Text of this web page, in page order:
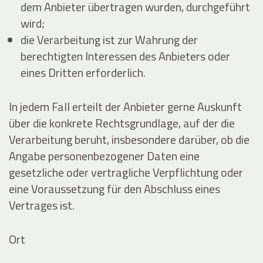
dem Anbieter übertragen wurden, durchgeführt
wird;
die Verarbeitung ist zur Wahrung der
berechtigten Interessen des Anbieters oder
eines Dritten erforderlich.
In jedem Fall erteilt der Anbieter gerne Auskunft
über die konkrete Rechtsgrundlage, auf der die
Verarbeitung beruht, insbesondere darüber, ob die
Angabe personenbezogener Daten eine
gesetzliche oder vertragliche Verpflichtung oder
eine Voraussetzung für den Abschluss eines
Vertrages ist.
Ort